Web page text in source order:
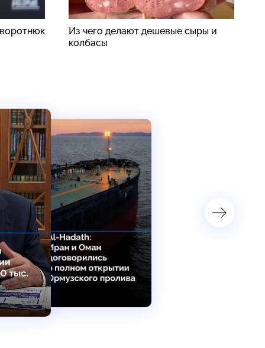
Из чего делают дешевые сыры и
колбасы